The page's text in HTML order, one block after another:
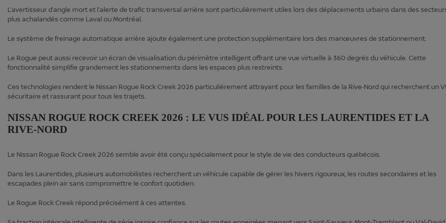
L’avertisseur d’angle mort et l’alerte de trafic transversal arrière sont particulièrement utiles lors des déplacements urbains dans des
plus achalandés comme Laval ou Montréal.
Le système de freinage automatique arrière ajoute également une protection supplémentaire lors des manœuvres de stationnement.
Le Rogue peut aussi recevoir un écran de visualisation du périmètre intelligent offrant une vue virtuelle à 360 degrés du véhicule. Cette
fonctionnalité simplifie grandement les stationnements dans les espaces plus restreints.
Ces technologies rendent le Nissan Rogue Rock Creek 2026 particulièrement attrayant pour les familles de la Rive‑Nord qui recherchent un
sécuritaire et rassurant pour tous les trajets.
NISSAN ROGUE ROCK CREEK 2026 : LE VUS IDÉAL POUR LES LAURENTIDES ET LA
RIVE‑NORD
Le Nissan Rogue Rock Creek 2026 semble avoir été conçu spécialement pour le style de vie des conducteurs québécois.
Dans les Laurentides, plusieurs automobilistes recherchent un véhicule capable de gérer les hivers rigoureux, les routes secondaires et les
escapades plein air sans compromettre le confort quotidien.
Le Rogue Rock Creek répond précisément à ces attentes.